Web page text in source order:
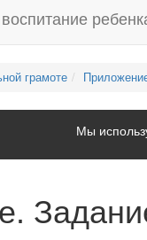
грамоте
Мы